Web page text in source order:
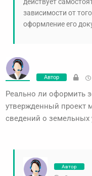
действует
зависимости от
оформление его
Автор
Реально ли оформить
утвержденный проект
сведений о земельных
Автор